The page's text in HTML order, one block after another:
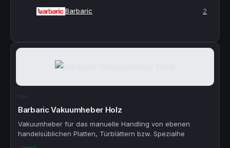
Barbaric 2
Barbaric Vakuumheber Holz
Vakuumheber für das manuelle Handling von ebenen
handelsüblichen Platten, Türblättern bzw. Spezialhe